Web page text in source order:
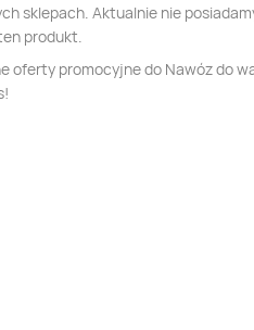
sklepach. Aktualnie nie
produkt.
oferty promocyjne do Nawóz do